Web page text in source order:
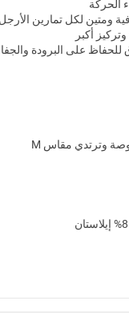
الحركة
ومتين لكل تمارين الأرجل
أكبر
على البرودة